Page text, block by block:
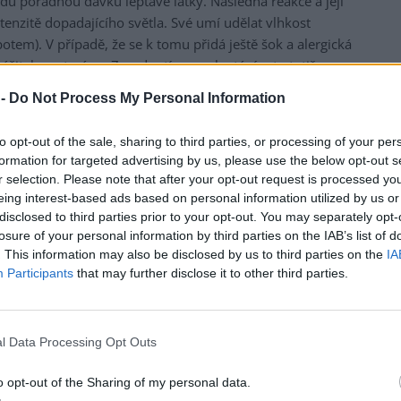
Do Not Process My Personal Information
opt-out of the sale, sharing to third parties, or processing of your
for targeted advertising by us, please use the below opt-out
selection. Please note that after your opt-out request is processed
interest-based ads based on personal information utilized by us
to third parties prior to your opt-out. You may separately
of your personal information by third parties on the IAB’s list of
This information may also be disclosed by us to third parties on the
Participants that may further disclose it to other third parties.
Data Processing Opt Outs
opt-out of the Sharing of my personal data.
dopadajícího světla. Své umí udělat vlhkost
V případě, že se k tomu přidá ještě šok a alergická
postaráno. Zarudnutím a poleptáním to totiž
a praskajících puchýřů na sebe ani dlouho nemusí
případě, že takto bylo zasaženo dítě, není na co čekat.
Nepanikařte. Hoďte na ně deku.
Asi nejlepší způsob, jak se takových
drastických scénářů vyvarovat, je zabránit
těm nejzranitelnějším, dětem, v kontaktu s
bolševníkem. Což se asi snáze řekne, než
udělá. A vyžaduje to také nějaký minimální
někde v okolí vaší chaty nebo dětského
ratolesti, jak si dědečkovou mačetou klestí
cestu v bolševníkovém porostu, není času